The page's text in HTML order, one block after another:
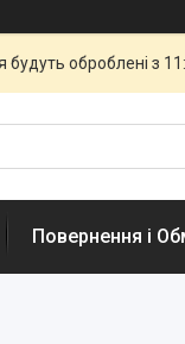
оброблені з
Повернення і